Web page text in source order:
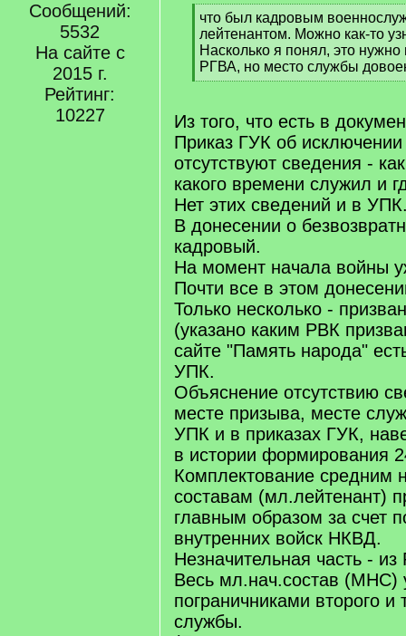
Сообщений:
5532
На сайте с
2015 г.
Рейтинг:
10227
[
q
]
что был кадровым
лейтенантом. Можно как-то
Насколько я понял, это
РГВА, но место службы
[
q
Из того, что есть в
Приказ ГУК об исключении
отсутствуют сведения -
какого времени служил и
Нет этих сведений и в
В донесении о
кадровый.
На момент начала войны
Почти все в этом
Только несколько -
(указано каким РВК
сайте "Память народа"
УПК.
Объяснение отсутствию
месте призыва, месте
УПК и в приказах ГУК,
в истории формирования
Комплектование средним
составам (мл.лейтенант)
главным образом за счет
внутренних войск НКВД.
Незначительная часть -
Весь мл.нач.состав (МНС)
пограничниками второго и
службы.